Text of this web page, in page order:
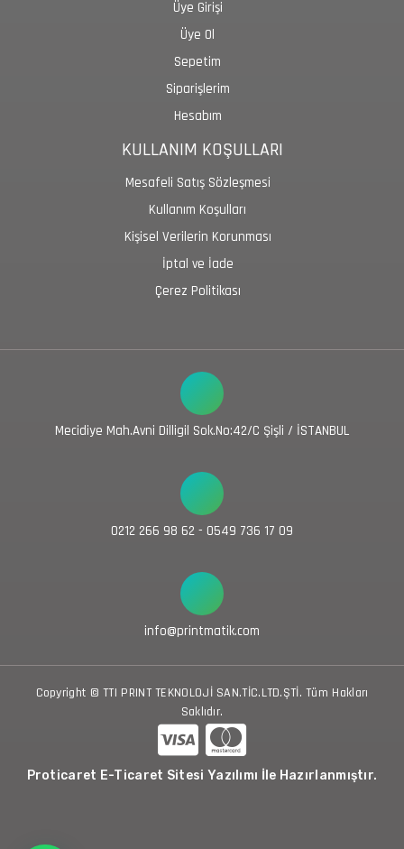
Üye Girişi
Üye Ol
Sepetim
Siparişlerim
Hesabım
KULLANIM KOŞULLARI
Mesafeli Satış Sözleşmesi
Kullanım Koşulları
Kişisel Verilerin Korunması
İptal ve İade
Çerez Politikası
Mecidiye Mah.Avni Dilligil Sok.No:42/C Şişli / İSTANBUL
0212 266 98 62 - 0549 736 17 09
info@printmatik.com
Copyright © TTI PRINT TEKNOLOJİ SAN.TİC.LTD.ŞTİ. Tüm Hakları
Saklıdır.
Proticaret E-Ticaret Sitesi Yazılımı İle Hazırlanmıştır.